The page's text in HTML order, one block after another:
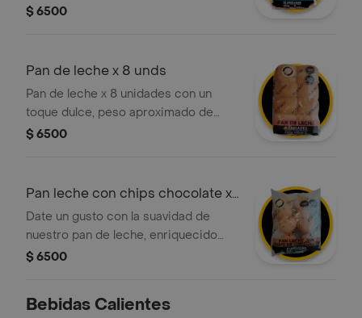
integral ofrece una miga suave y un
ligera. el toque artesanal de tostao'
$ 6500
Pan de leche x 8 unds
Pan de leche x 8 unidades con un
toque dulce, peso aproximado de
440g.
$ 6500
Pan leche con chips chocolate x
8 unds
Date un gusto con la suavidad de
nuestro pan de leche, enriquecido
con deliciosas chispas de chocolate.
sorprender a los niños en la lonchera.
$ 6500
Bebidas Calientes